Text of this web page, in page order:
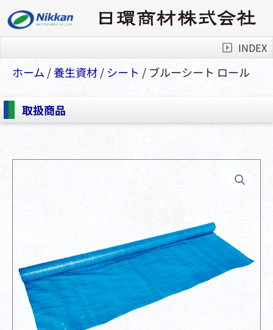
INDEX
ホーム /養生資材/ シート / ブルーシート ロール
取扱商品